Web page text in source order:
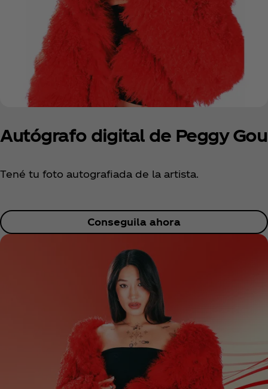
Autógrafo digital de Peggy Gou
Tené tu foto autografiada de la artista.
Conseguila ahora